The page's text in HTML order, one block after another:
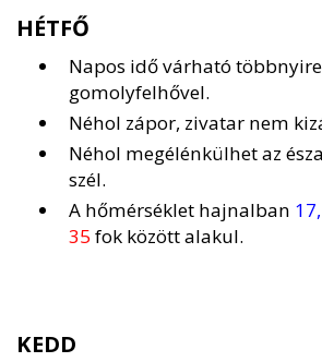
HÉTFŐ
Napos idő várható többnyire
gomolyfelhővel.
Néhol zápor, zivatar nem
Néhol megélénkülhet az
szél.
A hőmérséklet hajnalban
35 fok között alakul.
KEDD